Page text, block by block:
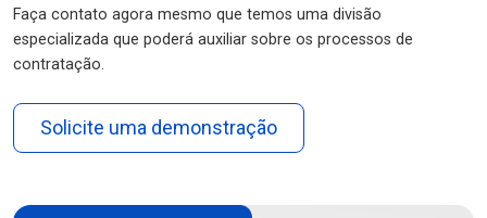
Faça contato agora mesmo que temos uma divisão
especializada que poderá auxiliar sobre os processos de
contratação.
Solicite uma demonstração